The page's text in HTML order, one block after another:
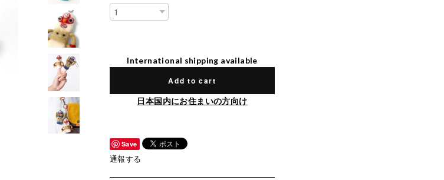
International shipping available
Add to cart
日本国内にお住まいの方向け
Save
通報する